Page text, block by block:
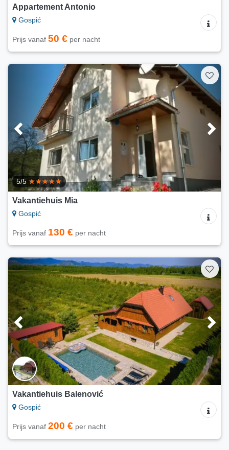
Appartement Antonio
Gospić
Prijs vanaf 50 € per nacht
5/5
Vakantiehuis Mia
Gospić
Prijs vanaf 130 € per nacht
Vakantiehuis Balenović
Gospić
Prijs vanaf 200 € per nacht